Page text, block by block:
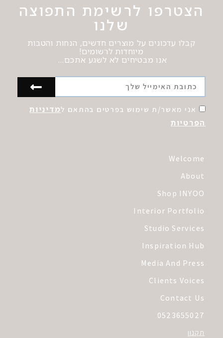
Welcome
About
Shop INYOO
Interior Portfolio
Studio Services
Inspiration Hub
Media And Press
Clients Voices
Contact Us
0523655027
תקנון
הצטרפו לרשימת התפוצה
שלנו
קבלו עדכונים על מוצרים חדשים, הנחות והטבות
מיוחדות לרשומים!
אנו מבטיחים לא לשגע אתכם…
אני מאשר/ת שימוש בפרטים בהתאם למדיניות
הפרטיות